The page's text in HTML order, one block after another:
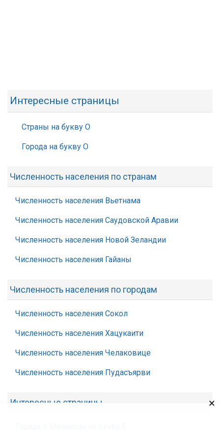
Интересные страницы
Страны на букву О
Города на букву О
Численность населения по странам
Численность населения Вьетнама
Численность населения Саудовской Аравии
Численность населения Новой Зеландии
Численность населения Гайаны
Численность населения по городам
Численность населения Сокол
Численность населения Хацукаити
Численность населения Челаковице
Численность населения Пудасъярви
Интересные страницы ×